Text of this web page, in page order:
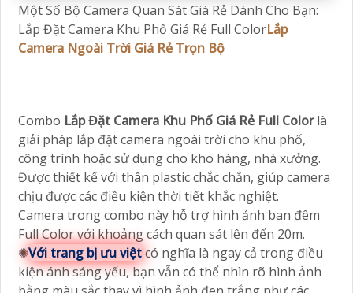
Một Số Bộ Camera Quan Sát Giá Rẻ Dành Cho Bạn:
Lắp Đặt Camera Khu Phố Giá Rẻ Full ColorLắp
Camera Ngoài Trời Giá Rẻ Trọn Bộ
Combo Lắp Đặt Camera Khu Phố Giá Rẻ Full Colorlà
giải pháp lắp đặt camera ngoài trời cho khu phố,
công trình hoặc sử dụng cho kho hàng, nhà xưởng.
Được thiết kế với thân plastic chắc chắn, giúp camera
chịu được các điều kiện thời tiết khắc nghiệt.
Camera trong combo này hỗ trợ hình ảnh ban đêm
Full Color với khoảng cách quan sát lên đến 20m.
✺Với trang bị ưu việtcó nghĩa là ngay cả trong điều
kiện ánh sáng yếu, bạn vẫn có thể nhìn rõ hình ảnh